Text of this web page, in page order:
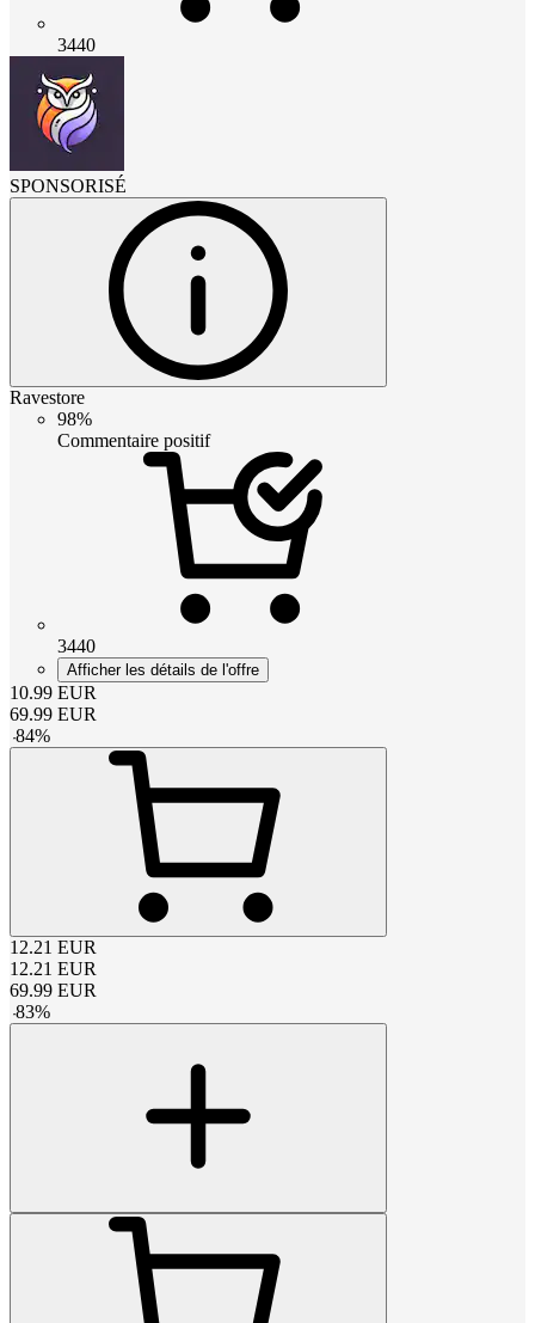
3440
SPONSORISÉ
Ravestore
98%
Commentaire positif
3440
Afficher les détails de l'offre
10.99 EUR
69.99 EUR
-84%
12.21 EUR
12.21 EUR
69.99 EUR
-83%